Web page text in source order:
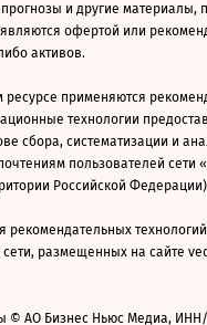
прогнозы и другие материалы,
офертой или
активов.
применяются
технологии
сбора, систематизации и
пользователей сети
Российской
рекомендательных
размещенных на сайте
© АО Бизнес Ньюс Медиа,